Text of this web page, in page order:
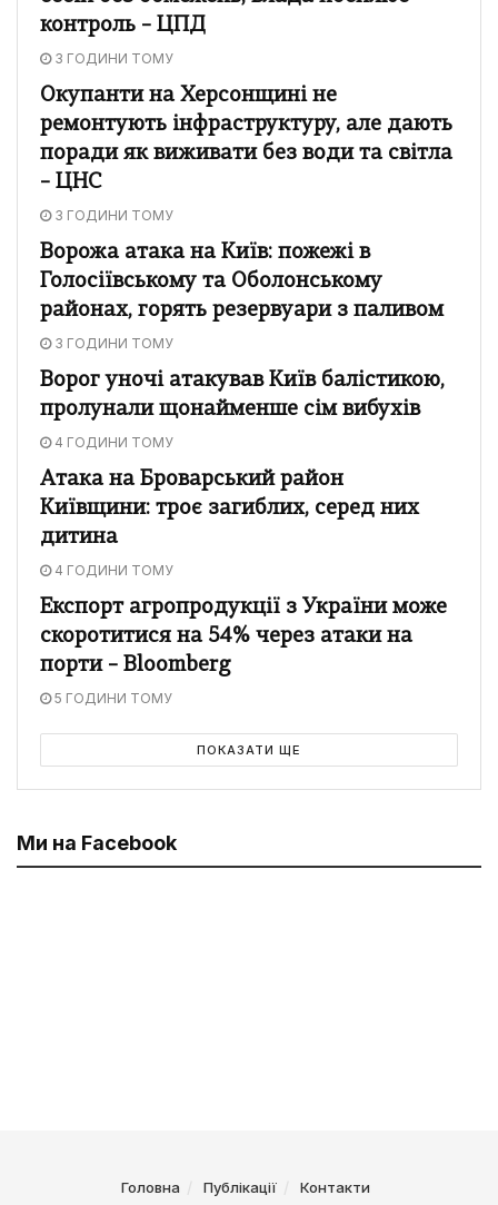
контроль – ЦПД
3 ГОДИНИ ТОМУ
Окупанти на Херсонщині не
ремонтують інфраструктуру, але дають
поради як виживати без води та світла
– ЦНС
3 ГОДИНИ ТОМУ
Ворожа атака на Київ: пожежі в
Голосіївському та Оболонському
районах, горять резервуари з паливом
3 ГОДИНИ ТОМУ
Ворог уночі атакував Київ балістикою,
пролунали щонайменше сім вибухів
4 ГОДИНИ ТОМУ
Атака на Броварський район
Київщини: троє загиблих, серед них
дитина
4 ГОДИНИ ТОМУ
Експорт агропродукції з України може
скоротитися на 54% через атаки на
порти – Bloomberg
5 ГОДИНИ ТОМУ
ПОКАЗАТИ ЩЕ
Ми на Facebook
Головна Публікації Контакти